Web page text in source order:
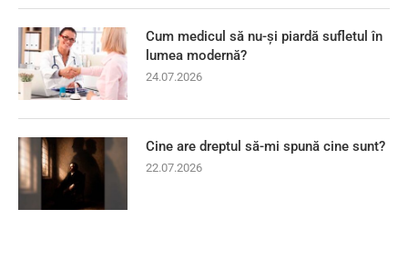
Cum medicul să nu-și piardă sufletul în
lumea modernă?
24.07.2026
Cine are dreptul să-mi spună cine sunt?
22.07.2026